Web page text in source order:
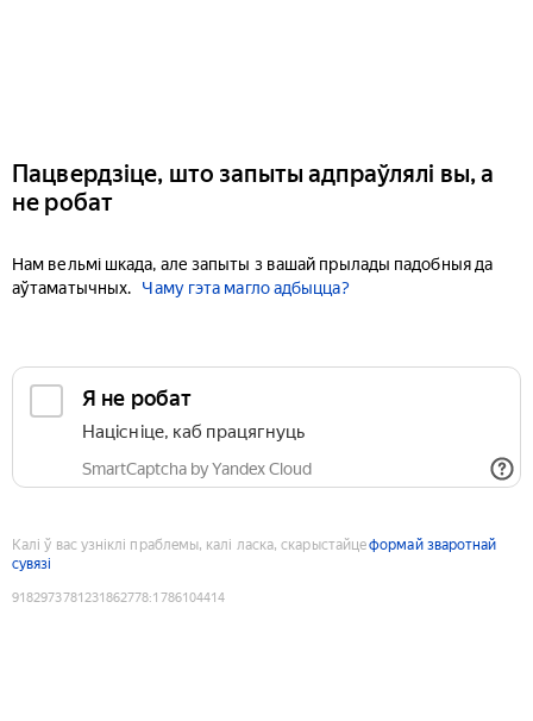
Пацвердзіце, што запыты адпраўлялі вы, а
не робат
Нам вельмі шкада, але запыты з вашай прылады падобныя да
аўтаматычных.
Чаму гэта магло адбыцца?
Я не робат
Націсніце, каб працягнуць
SmartCaptcha by Yandex Cloud
Калі ў вас узніклі праблемы, калі ласка, скарыстайцеформай зваротнай
сувязі
9182973781231862778:1786104414